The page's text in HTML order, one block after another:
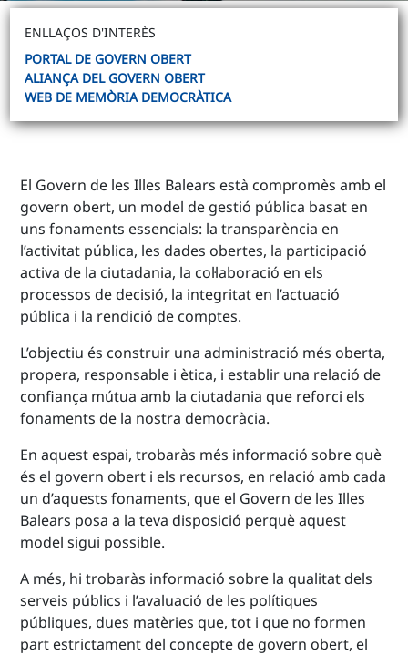
ENLLAÇOS D'INTERÈS
PORTAL DE GOVERN OBERT
ALIANÇA DEL GOVERN OBERT
WEB DE MEMÒRIA DEMOCRÀTICA
El Govern de les Illes Balears està compromès amb el
govern obert, un model de gestió pública basat en
uns fonaments essencials: la transparència en
l’activitat pública, les dades obertes, la participació
activa de la ciutadania, la col·laboració en els
processos de decisió, la integritat en l’actuació
pública i la rendició de comptes.
L’objectiu és construir una administració més oberta,
propera, responsable i ètica, i establir una relació de
confiança mútua amb la ciutadania que reforci els
fonaments de la nostra democràcia.
En aquest espai, trobaràs més informació sobre què
és el govern obert i els recursos, en relació amb cada
un d’aquests fonaments, que el Govern de les Illes
Balears posa a la teva disposició perquè aquest
model sigui possible.
A més, hi trobaràs informació sobre la qualitat dels
serveis públics i l’avaluació de les polítiques
públiques, dues matèries que, tot i que no formen
part estrictament del concepte de govern obert, el